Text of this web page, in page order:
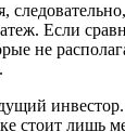
Если
не
лишь